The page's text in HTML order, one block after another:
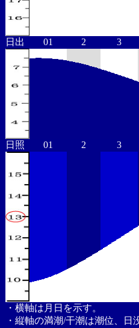
日出 01 2 3
日照 01 2 3
・横軸は月日を示す。
・縦軸の満潮/干潮は潮位、